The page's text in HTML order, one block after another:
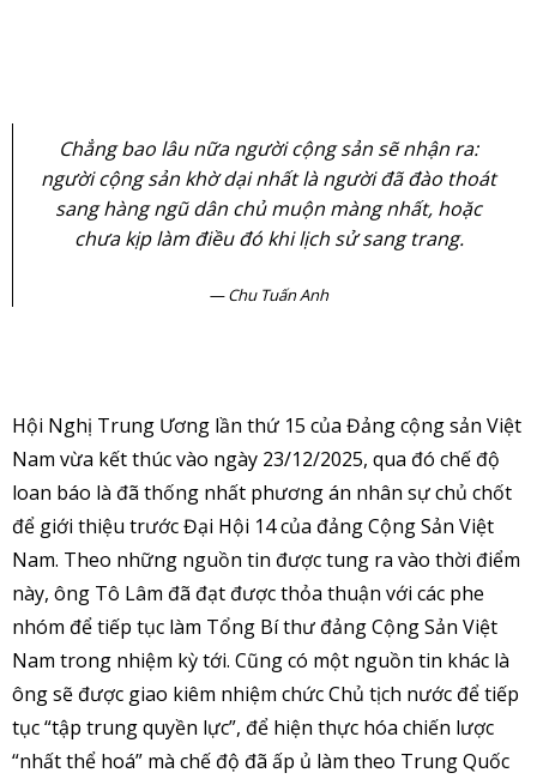
Chẳng bao lâu nữa người cộng sản sẽ nhận ra:
người cộng sản khờ dại nhất là người đã đào thoát
sang hàng ngũ dân chủ muộn màng nhất, hoặc
chưa kịp làm điều đó khi lịch sử sang trang.
Chu Tuấn Anh
Hội Nghị Trung Ương lần thứ 15 của Đảng cộng sản Việt
Nam vừa kết thúc vào ngày 23/12/2025, qua đó chế độ
loan báo là đã thống nhất phương án nhân sự chủ chốt
để giới thiệu trước Đại Hội 14 của đảng Cộng Sản Việt
Nam. Theo những nguồn tin được tung ra vào thời điểm
này, ông Tô Lâm đã đạt được thỏa thuận với các phe
nhóm để tiếp tục làm Tổng Bí thư đảng Cộng Sản Việt
Nam trong nhiệm kỳ tới. Cũng có một nguồn tin khác là
ông sẽ được giao kiêm nhiệm chức Chủ tịch nước để tiếp
tục “tập trung quyền lực”, để hiện thực hóa chiến lược
“nhất thể hoá” mà chế độ đã ấp ủ làm theo Trung Quốc